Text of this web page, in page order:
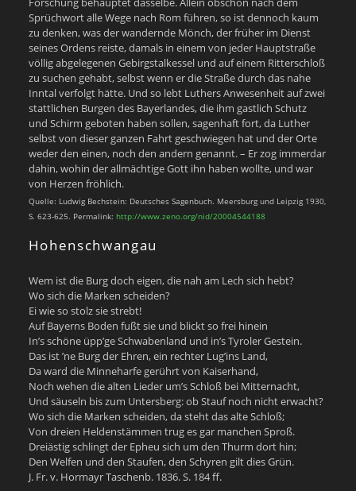
Sprüchwort alle Wege nach Rom führen, so ist dennoch kaum
zu denken, was der wandernde Mönch, der früher im Dienst
seines Ordens reiste, damals in einem von jeder Hauptstraße
völlig abgelegenen Gebirgstalkessel und auf einem Ritterschloß
zu suchen gehabt, selbst wenn er die Straße durch das nahe
Inntal verfolgt hätte. Und so lebt Luthers Anwesenheit auf zwei
stattlichen Burgen des Bayerlandes, die ihm gastlich Schutz
und Schirm geboten haben sollen, sagenhaft fort, da Luther
selbst von dieser ganzen Fahrt geschwiegen hat und der Orte
weder den einen, noch den andern genannt. – Er zog immerdar
dahin, wohin der allmächtige Gott ihn haben wollte, und war
von Herzen fröhlich.
Quelle: Ludwig Bechstein: Deutsches Sagenbuch. Meersburg und Leipzig 1930,
S. 623-625. Permalink: http://www.zeno.org/nid/20004544188
Hohenschwangau
Wem ist die Burg doch eigen, die nah am Lech sich hebt?
Wo sich die Marken scheiden?
Ei wie so stolz sie strebt!
Auf Bayerns Boden fußt sie und blickt so frei hinein
In’s schöne üpp’ge Schwabenland und in’s Tyroler Gestein.
Das ist ’ne Burg der Ehren, ein rechter Lug’ins Land,
Da ward die Minneharfe gerührt von Kaiserhand,
Noch wehen die alten Lieder um’s Schloß bei Mitternacht,
Und säuseln bis zum Untersberg: ob Stauf noch nicht erwacht?
Wo sich die Marken scheiden, da steht das alte Schloß;
Von dreien Heldenstämmen trug es gar manchen Sproß.
Dreiästig schlingt der Epheu sich um den Thurm dort hin;
Den Welfen und den Staufen, den Schyren gilt dies Grün.
J. Fr. v. Hormayr Taschenb. 1836. S. 184 ff.